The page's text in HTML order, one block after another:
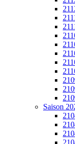
Saison